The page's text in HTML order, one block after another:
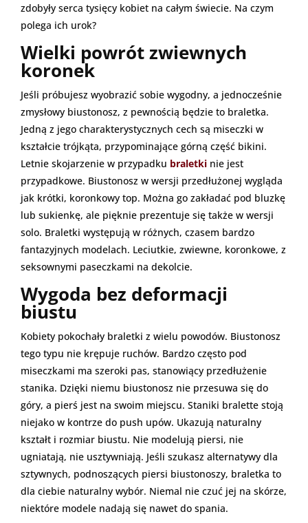
zdobyły serca tysięcy kobiet na całym świecie. Na czym
polega ich urok?
Wielki powrót zwiewnych
koronek
Jeśli próbujesz wyobrazić sobie wygodny, a jednocześnie
zmysłowy biustonosz, z pewnością będzie to braletka.
Jedną z jego charakterystycznych cech są miseczki w
kształcie trójkąta, przypominające górną część bikini.
Letnie skojarzenie w przypadku braletki nie jest
przypadkowe. Biustonosz w wersji przedłużonej wygląda
jak krótki, koronkowy top. Można go zakładać pod bluzkę
lub sukienkę, ale pięknie prezentuje się także w wersji
solo. Braletki występują w różnych, czasem bardzo
fantazyjnych modelach. Leciutkie, zwiewne, koronkowe, z
seksownymi paseczkami na dekolcie.
Wygoda bez deformacji
biustu
Kobiety pokochały braletki z wielu powodów. Biustonosz
tego typu nie krępuje ruchów. Bardzo często pod
miseczkami ma szeroki pas, stanowiący przedłużenie
stanika. Dzięki niemu biustonosz nie przesuwa się do
góry, a pierś jest na swoim miejscu. Staniki bralette stoją
niejako w kontrze do push upów. Ukazują naturalny
kształt i rozmiar biustu. Nie modelują piersi, nie
ugniatają, nie usztywniają. Jeśli szukasz alternatywy dla
sztywnych, podnoszących piersi biustonoszy, braletka to
dla ciebie naturalny wybór. Niemal nie czuć jej na skórze,
niektóre modele nadają się nawet do spania.